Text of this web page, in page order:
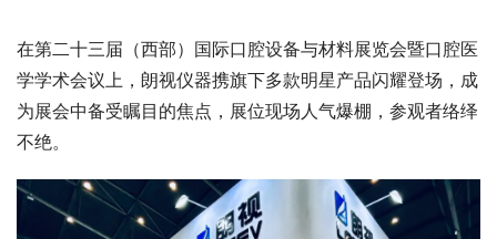
在第二十三届（西部）国际口腔设备与材料展览会暨口腔医
学学术会议上，朗视仪器携旗下多款明星产品闪耀登场，成
为展会中备受瞩目的焦点，展位现场人气爆棚，参观者络绎
不绝。